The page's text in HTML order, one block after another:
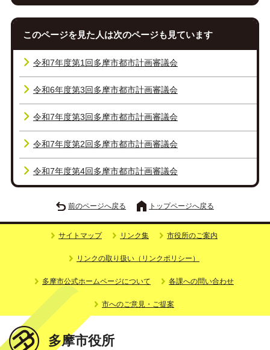
このページを見た人は次のページも見ています
令和7年度第1回多摩市都市計画審議会
令和6年度第3回多摩市都市計画審議会
令和7年度第3回多摩市都市計画審議会
令和7年度第2回多摩市都市計画審議会
令和7年度第4回多摩市都市計画審議会
前のページへ戻る トップページへ戻る
サイトマップ リンク集 市役所のご案内
リンクの取り扱い（リンクポリシー）
多摩市公式ホームページについて 各課への問い合わせ
市へのご意見・ご提案
多摩市役所